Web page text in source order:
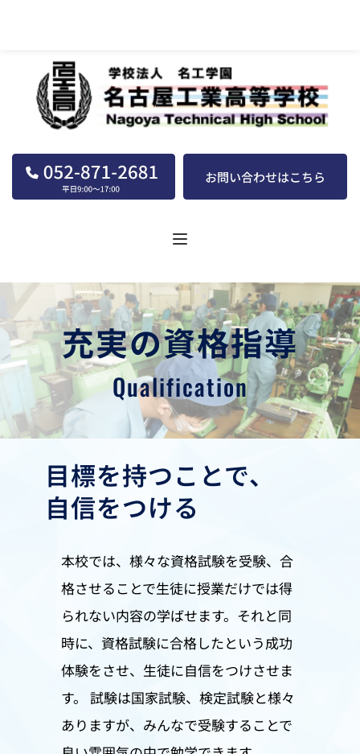
充実の資格指導
Qualification
目標を持つことで、
自信をつける
本校では、様々な資格試験を受験、合
格させることで生徒に授業だけでは得
られない内容の学ばせます。それと同
時に、資格試験に合格したという成功
体験をさせ、生徒に自信をつけさせま
す。 試験は国家試験、検定試験と様々
ありますが、みんなで受験することで